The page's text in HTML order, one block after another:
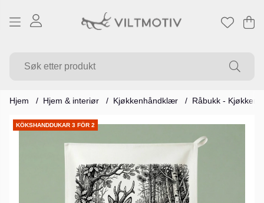
.
Hjem Hjem & interiør Kjøkkenhåndklær Råbukk -
KÖKSHANDDUKAR 3 FÖR 2
Produktbilder